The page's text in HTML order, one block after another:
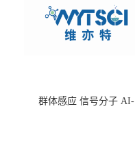
群体感应 信号分子 AI-